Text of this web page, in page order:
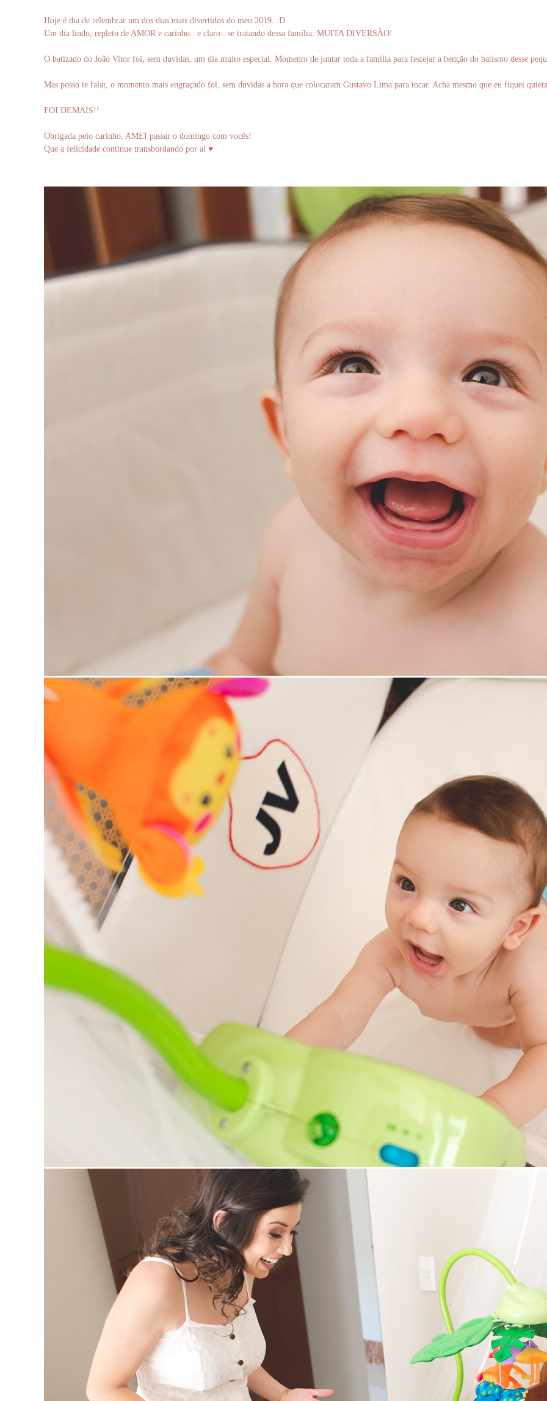
Hoje é dia de relembrar um dos dias mais divertidos do meu 2019. :D
Um dia lindo, repleto de AMOR e carinho.. e claro.. se tratando dessa família: MUITA DIVERSÃO!
O batizado do João Vitor foi, sem duvidas, um dia muito especial. Momento de juntar toda a família para festejar a benção do batismo desse
Mas posso te falar, o momento mais engraçado foi, sem duvidas a hora que colocaram Gustavo Lima para tocar. Acha mesmo que eu fiquei
FOI DEMAIS!!
Obrigada pelo carinho, AMEI passar o domingo com vocês!
Que a felicidade continue transbordando por aí ♥